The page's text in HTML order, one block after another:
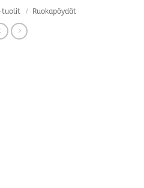
tuolit / Ruokapöydät